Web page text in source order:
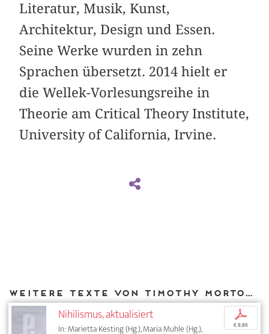
Literatur, Musik, Kunst,
Architektur, Design und Essen.
Seine Werke wurden in zehn
Sprachen übersetzt. 2014 hielt er
die Wellek-Vorlesungsreihe in
Theorie am Critical Theory Institute,
University of California, Irvine.
Weitere Texte von Timothy Morton bei DIAPHANES
Nihilismus, aktualisiert
In: Marietta Kesting (Hg.), Maria Muhle (Hg.),
p
€ 9,95